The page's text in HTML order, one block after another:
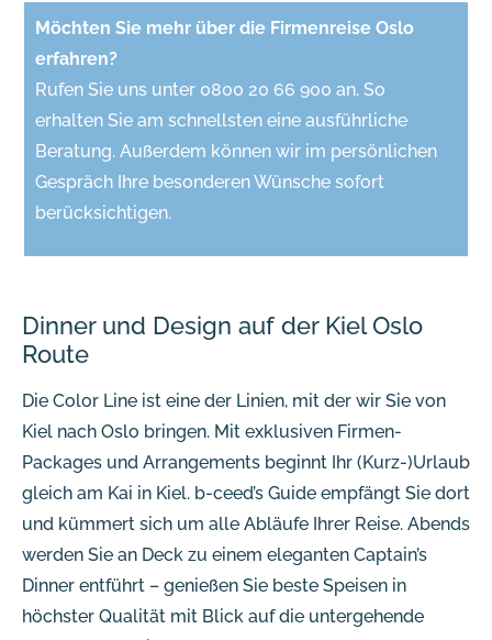
Möchten Sie mehr über die Firmenreise Oslo
erfahren?
Rufen Sie uns unter 0800 20 66 900 an. So
erhalten Sie am schnellsten eine ausführliche
Beratung. Außerdem können wir im persönlichen
Gespräch Ihre besonderen Wünsche sofort
berücksichtigen.
Dinner und Design auf der Kiel Oslo
Route
Die Color Line ist eine der Linien, mit der wir Sie von
Kiel nach Oslo bringen. Mit exklusiven Firmen-
Packages und Arrangements beginnt Ihr (Kurz-)Urlaub
gleich am Kai in Kiel. b-ceed’s Guide empfängt Sie dort
und kümmert sich um alle Abläufe Ihrer Reise. Abends
werden Sie an Deck zu einem eleganten Captain’s
Dinner entführt – genießen Sie beste Speisen in
höchster Qualität mit Blick auf die untergehende